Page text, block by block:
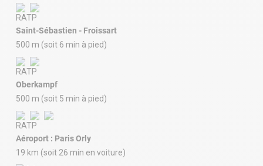
Saint-Sébastien - Froissart
500 m (soit 6 min à pied)
Oberkampf
500 m (soit 5 min à pied)
Aéroport : Paris Orly
19 km (soit 26 min en voiture)